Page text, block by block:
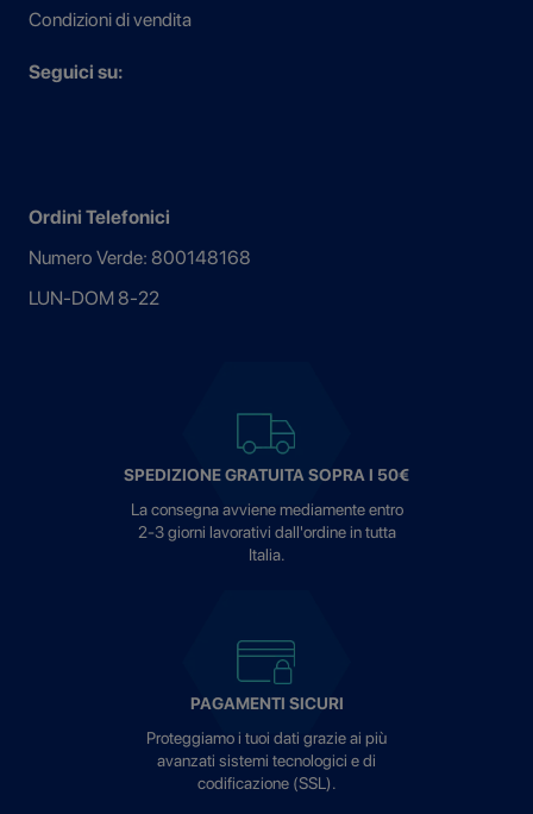
Condizioni di vendita
Seguici su:
Ordini Telefonici
Numero Verde: 800148168
LUN-DOM 8-22
SPEDIZIONE GRATUITA SOPRA I 50€
La consegna avviene mediamente entro
2-3 giorni lavorativi dall'ordine in tutta
Italia.
PAGAMENTI SICURI
Proteggiamo i tuoi dati grazie ai più
avanzati sistemi tecnologici e di
codificazione (SSL).